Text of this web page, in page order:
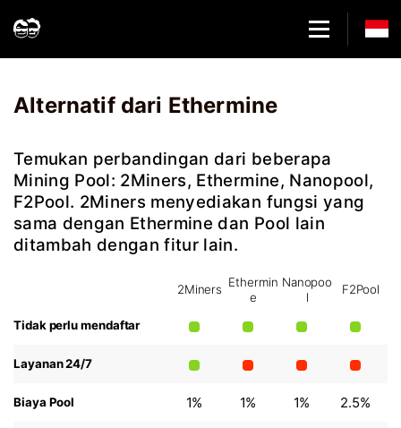
Alternatif dari Ethermine
Temukan perbandingan dari beberapa
Mining Pool: 2Miners, Ethermine, Nanopool,
F2Pool. 2Miners menyediakan fungsi yang
sama dengan Ethermine dan Pool lain
ditambah dengan fitur lain.
2Miners Ethermin
e
Nanopoo
l
F2Pool
Tidak perlu mendaftar
Layanan 24/7
Biaya Pool 1% 1% 1% 2.5%